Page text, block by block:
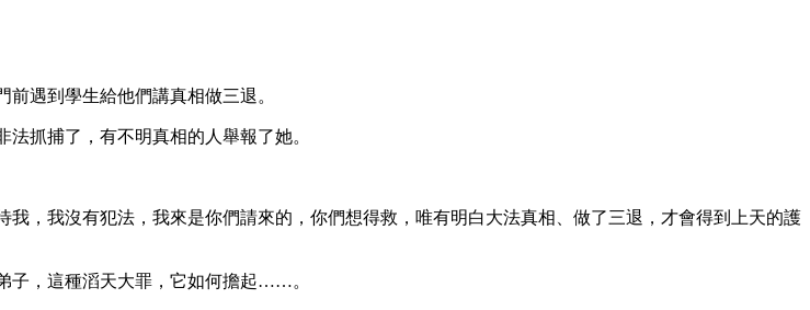
遇到學生給他們講真相做三退。
抓捕了，有不明真相的人舉報了她。
，我沒有犯法，我來是你們請來的，你們想得救，唯有明白大法真相、做了三退，才會得到上天的護
子，這種滔天大罪，它如何擔起……。